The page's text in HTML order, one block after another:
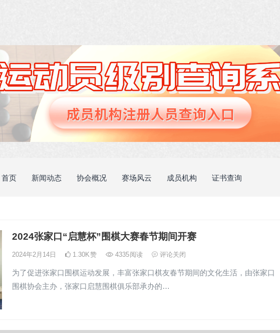
首页 新闻动态 协会概况 赛场风云 成员机构 证书查询
2024张家口“启慧杯”围棋大赛春节期间开赛
2024年2月14日 1.30K赞 4335阅读 评论关闭
为了促进张家口围棋运动发展，丰富张家口棋友春节期间的文化生活，由张家口
围棋协会主办，张家口启慧围棋俱乐部承办的…